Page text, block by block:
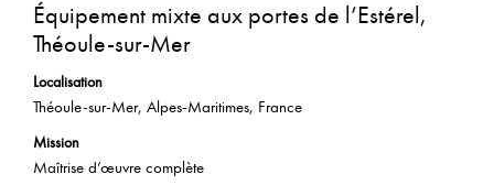
Équipement mixte aux portes de l’Estérel,
Théoule-sur-Mer
Localisation
Théoule-sur-Mer, Alpes-Maritimes, France
Mission
Maîtrise d’œuvre complète